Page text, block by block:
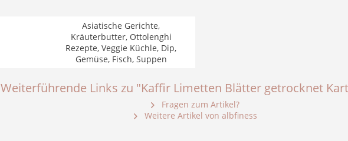
Asiatische Gerichte,
Kräuterbutter, Ottolenghi
Rezepte, Veggie Küchle, Dip,
Gemüse, Fisch, Suppen
Weiterführende Links zu "Kaffir Limetten Blätter getrocknet
Fragen zum Artikel?
Weitere Artikel von albfiness